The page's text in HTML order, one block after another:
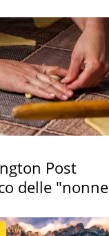
Post
delle "nonne